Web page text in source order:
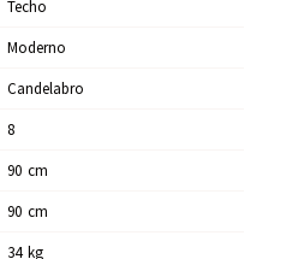
Techo
Moderno
Candelabro
8
90 Cm
90 Cm
34 Kg